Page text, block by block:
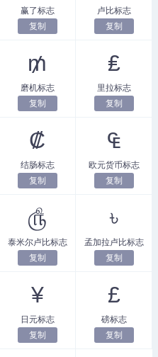
赢了标志
复制
卢比标志
复制
₥
磨机标志
复制
₤
里拉标志
复制
₡
结肠标志
复制
₠
欧元货币标志
复制
௹
泰米尔卢比标志
复制
৳
孟加拉卢比标志
复制
¥
日元标志
复制
£
磅标志
复制